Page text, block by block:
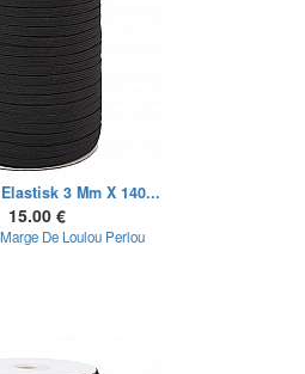
3 Mm X 140...
15.00 €
De Loulou Perlou